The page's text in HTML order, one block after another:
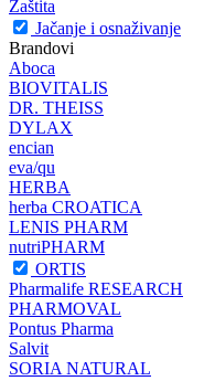
Zaštita
Jačanje i osnaživanje
Brandovi
Aboca
BIOVITALIS
DR. THEISS
DYLAX
encian
eva/qu
HERBA
herba CROATICA
LENIS PHARM
nutriPHARM
ORTIS
Pharmalife RESEARCH
PHARMOVAL
Pontus Pharma
Salvit
SORIA NATURAL